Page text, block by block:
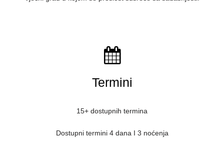
Termini
15+ dostupnih termina
Dostupni termini 4 dana I 3 noćenja